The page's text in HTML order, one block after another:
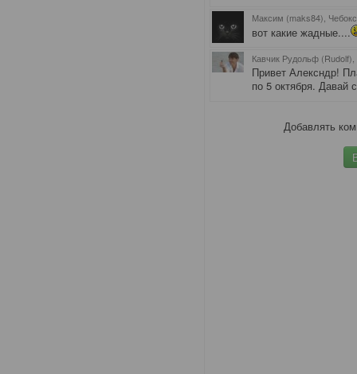
Максим (maks84),
вот какие жадные....
Кавчик Рудольф (Rudolf),
Привет Алексндр!
по 5 октября. Давай
Добавлять